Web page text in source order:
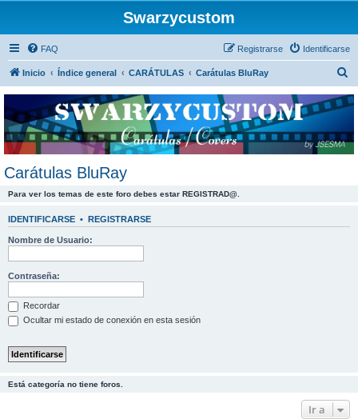
Swarzycustom
FAQ Identificarse
Registrarse
Inicio Índice general CARÁTULAS Carátulas BluRay
c
Carátulas BluRay
Para ver los temas de este foro debes estar REGISTRAD@.
IDENTIFICARSE • REGISTRARSE
Nombre de Usuario:
Contraseña:
Recordar
Ocultar mi estado de conexión en esta sesión
Está categoría no tiene foros.
Ir a